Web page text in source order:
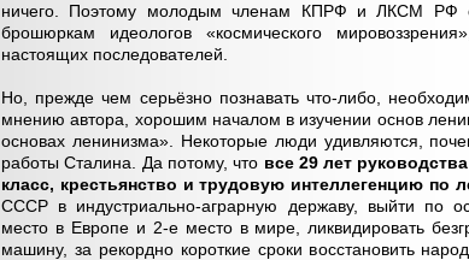
ничего. Поэтому молодым членам КПРФ и ЛКСМ РФ
брошюркам идеологов «космического
настоящих последователей.
Но, прежде чем серьёзно познавать что-либо,
мнению автора, хорошим началом в изучении основ
основах ленинизма». Некоторые люди удивляются,
работы Сталина. Да потому, что все 29 лет
класс, крестьянство и трудовую интеллегенцию по
СССР в индустриально-аграрную державу, выйти по
место в Европе и 2-е место в мире, ликвидировать
машину, за рекордно короткие сроки восстановить